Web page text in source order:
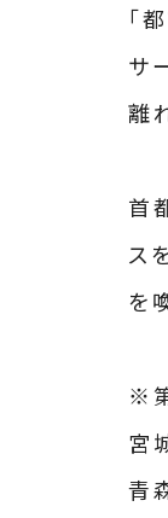
「
サ
離
首
ス
を
※
宮
青